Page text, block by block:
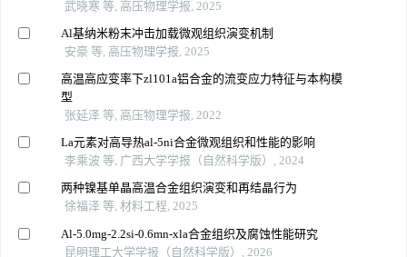
武晓寒 等, 高压物理学报, 2025
Al基纳米粉末冲击加载微观组织演变机制
安豪 等, 高压物理学报, 2025
高温高应变率下zl101a铝合金的流变应力特征与本构模
型
张延泽 等, 高压物理学报, 2022
La元素对高导热al-5ni合金微观组织和性能的影响
李乘波 等, 广西大学学报（自然科学版）, 2024
两种镍基单晶高温合金组织演变和再结晶行为
徐福泽 等, 材料工程, 2025
Al-5.0mg-2.2si-0.6mn-xla合金组织及腐蚀性能研究
昆明理工大学学报（自然科学版）, 2026